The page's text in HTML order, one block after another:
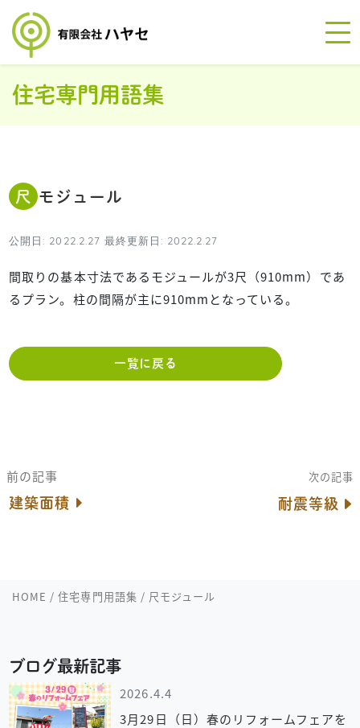
住宅専門用語集
尺モジュール
公開日: 2022.2.27 最終更新日: 2022.2.27
間取りの基本寸法であるモジュールが3尺（910mm）であ
るプラン。柱の間隔が主に910mmとなっている。
一覧に戻る
前の記事
建築面積
次の記事
耐震等級
HOME /住宅専門用語集 / 尺モジュール
ブログ最新記事
2026.4.4
3月29日（日）春のリフォームフェアを